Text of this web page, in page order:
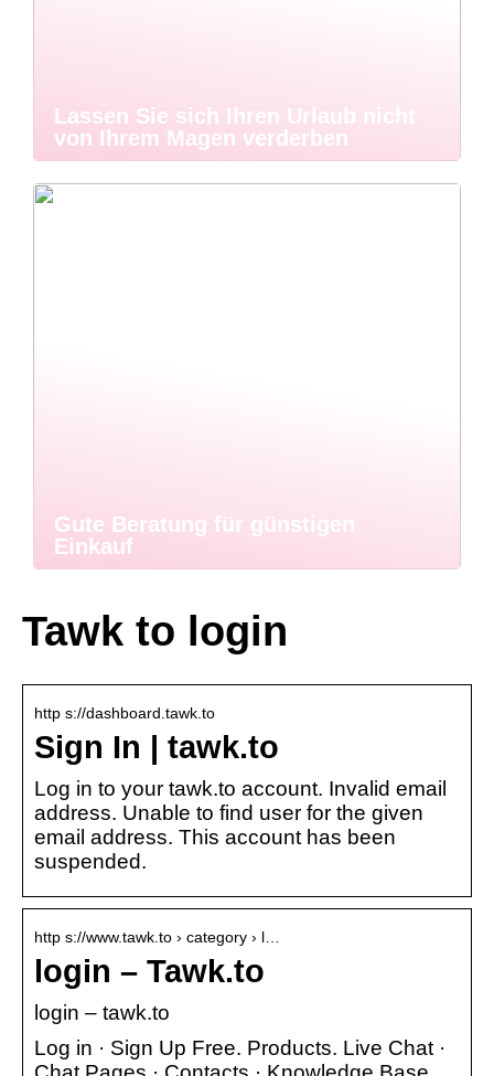
Lassen Sie sich Ihren Urlaub nicht
von Ihrem Magen verderben
Gute Beratung für günstigen
Einkauf
Tawk to login
http s://dashboard.tawk.to
Sign In | tawk.to
Log in to your tawk.to account. Invalid email
address. Unable to find user for the given
email address. This account has been
suspended.
http s://www.tawk.to › category › l…
login – Tawk.to
login – tawk.to
Log in · Sign Up Free. Products. Live Chat ·